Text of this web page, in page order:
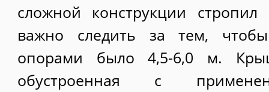
сложной конструкции
важно следить за тем,
опорами было 4,5-6,0 м.
обустроенная с